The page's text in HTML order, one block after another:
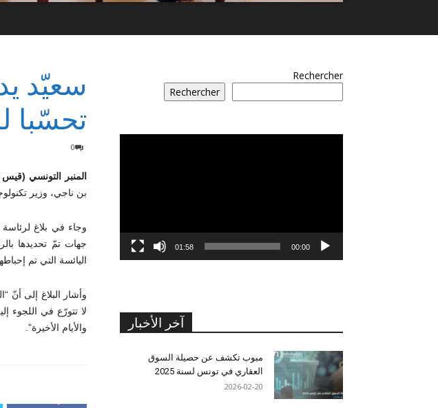
سعيّد
تحسّبا
0
المنبر التونسي
بن ناجي، وزير
وجاء في بلاغ لرئاسة
جهات تمّ تحديدها
اليائسة التي تم
وأشار البلاغ إلى أنّ
لا تتورّع في اللجوء
والأيام الأخيرة”.
Rechercher
Rechercher
00:00
01:58
آخر الأخبار
مبوب تكشف عن حصيلة السوق
العقاري في تونس لسنة 2025
2026-02-20